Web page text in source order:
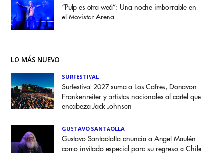
“Pulp es otra weá”: Una noche imborrable en
el Movistar Arena
LO MÁS NUEVO
SURFESTIVAL
Surfestival 2027 suma a Los Cafres, Donavon
Frankenreiter y artistas nacionales al cartel que
encabeza Jack Johnson
GUSTAVO SANTAOLLA
Gustavo Santaolalla anuncia a Angel Maulén
como invitado especial para su regreso a Chile